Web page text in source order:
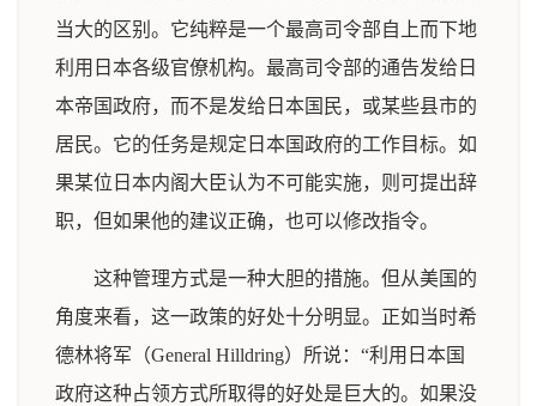
当大的区别。它纯粹是一个最高司令部自上而下地
利用日本各级官僚机构。最高司令部的通告发给日
本帝国政府，而不是发给日本国民，或某些县市的
居民。它的任务是规定日本国政府的工作目标。如
果某位日本内阁大臣认为不可能实施，则可提出辞
职，但如果他的建议正确，也可以修改指令。
这种管理方式是一种大胆的措施。但从美国的
角度来看，这一政策的好处十分明显。正如当时希
德林将军（General Hilldring）所说：“利用日本国
政府这种占领方式所取得的好处是巨大的。如果没